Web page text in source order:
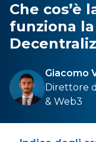
Che cos’è
funziona la
Giacomo
Direttore
& Web3